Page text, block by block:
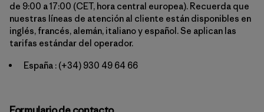
de 9:00 a 17:00 (CET, hora central europea). Recuerda que
nuestras líneas de atención al cliente están disponibles en
inglés, francés, alemán, italiano y español. Se aplican las
tarifas estándar del operador.
España : (+34) 930 49 64 66